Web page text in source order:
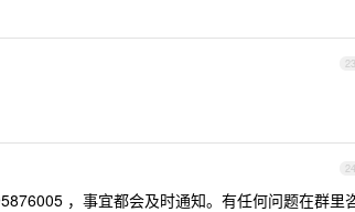
23
24
，事宜都会及时通知。有任何问题在群里